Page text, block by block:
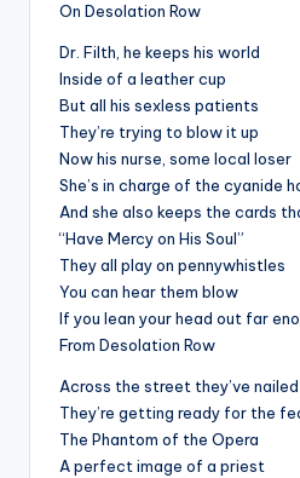
On Desolation Row
Dr. Filth, he keeps his world
Inside of a leather cup
But all his sexless patients
They’re trying to blow it up
Now his nurse, some local loser
She’s in charge of the cyanide
And she also keeps the cards
“Have Mercy on His Soul”
They all play on pennywhistles
You can hear them blow
If you lean your head out far
From Desolation Row
Across the street they’ve
They’re getting ready for the
The Phantom of the Opera
A perfect image of a priest